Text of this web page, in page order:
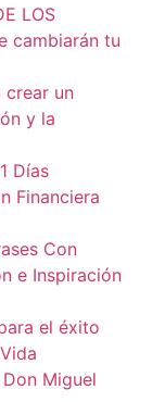
LOS
cambiarán tu
crear un
y la
Días
Financiera
Con
e Inspiración
el éxito
Miguel